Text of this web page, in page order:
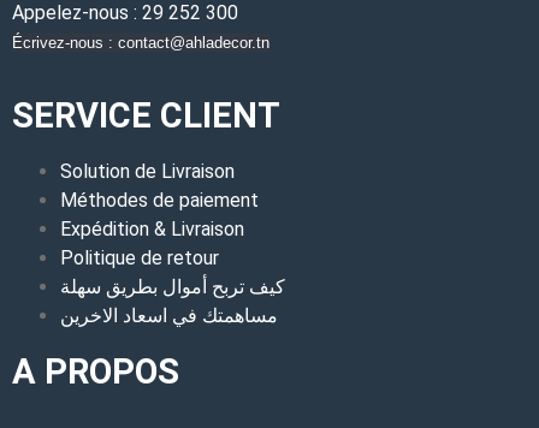
Appelez-nous : 29 252 300
Écrivez-nous : contact@ahladecor.tn
SERVICE CLIENT
Solution de Livraison
Méthodes de paiement
Expédition & Livraison
Politique de retour
كيف تربح أموال بطريق سهلة
مساهمتك في اسعاد الاخرين
A PROPOS